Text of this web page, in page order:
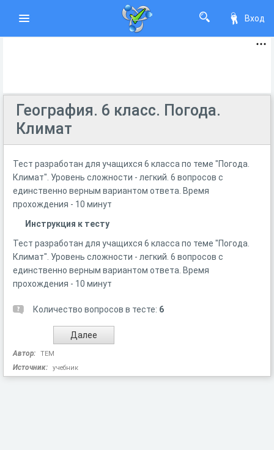
Вход
География. 6 класс. Погода.
Климат
Тест разработан для учащихся 6 класса по теме "Погода.
Климат". Уровень сложности - легкий. 6 вопросов с
единственно верным вариантом ответа. Время
прохождения - 10 минут
Инструкция к тесту
Тест разработан для учащихся 6 класса по теме "Погода.
Климат". Уровень сложности - легкий. 6 вопросов с
единственно верным вариантом ответа. Время
прохождения - 10 минут
Количество вопросов в тесте: 6
Автор: ТЕМ
Источник: учебник